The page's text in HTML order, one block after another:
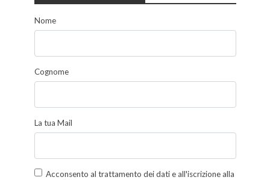
Nome
Cognome
La tua Mail
Acconsento al trattamento dei dati e all'iscrizione alla